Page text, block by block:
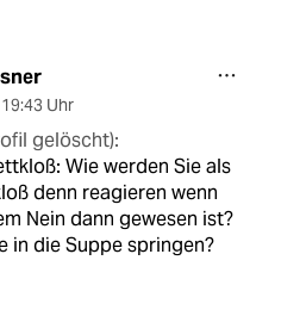
19:43 Uhr
gelöscht):
Wie werden Sie als
denn reagieren wenn
Nein dann gewesen ist?
in die Suppe springen?